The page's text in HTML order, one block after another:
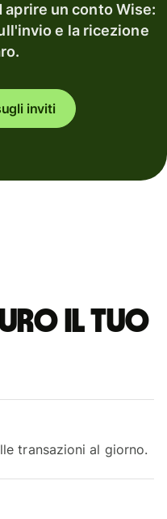
un conto Wise:
e la ricezione
inviti
il tuo
transazioni al giorno.